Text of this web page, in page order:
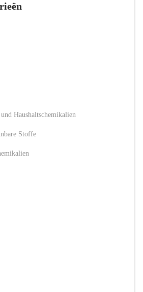
Haushaltschemikalien
Stoffe